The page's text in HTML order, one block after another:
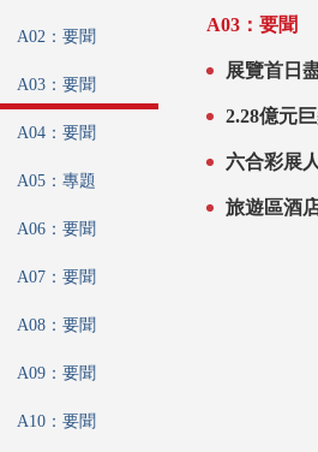
A02：要聞
A03：要聞
A04：要聞
A05：專題
A06：要聞
A07：要聞
A08：要聞
A09：要聞
A10：要聞
A03：要聞
展覽首日盡吸旅客市
旅遊區酒